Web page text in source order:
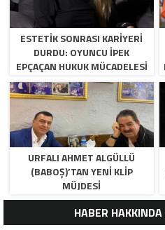
ESTETIK SONRASI KARIYERI
DURDU: OYUNCU İPEK
EPÇAÇAN HUKUK MÜCADELESI
VERIYOR
URFALI AHMET ALGÜLLÜ
(BABOŞ)’TAN YENI KLIP
MÜJDESI
HABER